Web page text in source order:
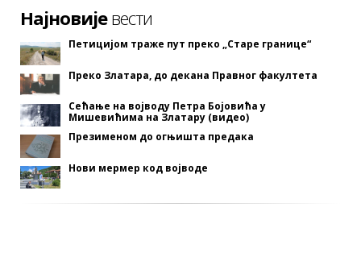
Најновијевести
Петицијом траже пут преко „Старе границе“
Преко Златара, до декана Правног факултета
Сећање на војводу Петра Бојовића у
Мишевићима на Златару (видео)
Презименом до огњишта предака
Нови мермер код војводе